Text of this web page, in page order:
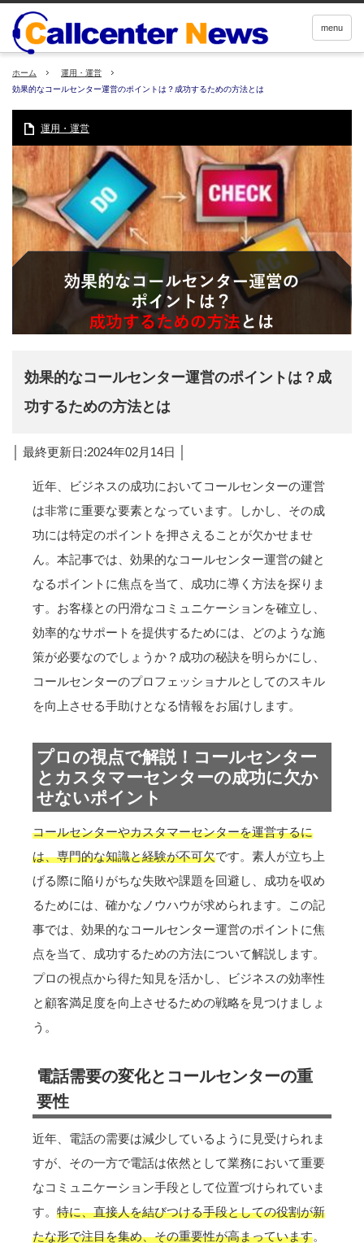
menu
ホーム
運用・運営
効果的なコールセンター運営のポイントは？成功するための方法とは
運用・運営
効果的なコールセンター運営のポイントは？成
功するための方法とは
│ 最終更新日:2024年02月14日 │
近年、ビジネスの成功においてコールセンターの運営
は非常に重要な要素となっています。しかし、その成
功には特定のポイントを押さえることが欠かせませ
ん。本記事では、効果的なコールセンター運営の鍵と
なるポイントに焦点を当て、成功に導く方法を探りま
す。お客様との円滑なコミュニケーションを確立し、
効率的なサポートを提供するためには、どのような施
策が必要なのでしょうか？成功の秘訣を明らかにし、
コールセンターのプロフェッショナルとしてのスキル
を向上させる手助けとなる情報をお届けします。
プロの視点で解説！コールセンター
とカスタマーセンターの成功に欠か
せないポイント
コールセンターやカスタマーセンターを運営するに
は、専門的な知識と経験が不可欠です。素人が立ち上
げる際に陥りがちな失敗や課題を回避し、成功を収め
るためには、確かなノウハウが求められます。この記
事では、効果的なコールセンター運営のポイントに焦
点を当て、成功するための方法について解説します。
プロの視点から得た知見を活かし、ビジネスの効率性
と顧客満足度を向上させるための戦略を見つけましょ
う。
電話需要の変化とコールセンターの重
要性
近年、電話の需要は減少しているように見受けられま
すが、その一方で電話は依然として業務において重要
なコミュニケーション手段として位置づけられていま
す。 特に、直接人を結びつける手段としての役割が新
たな形で注目を集め、その重要性が高まっています。